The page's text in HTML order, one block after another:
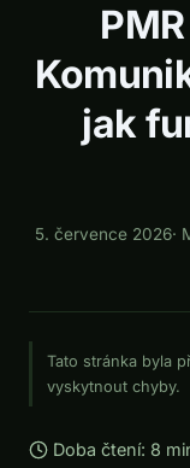
jak
5. července 2026·
Tato stránka byla
vyskytnout chyby.
Doba čtení: 8